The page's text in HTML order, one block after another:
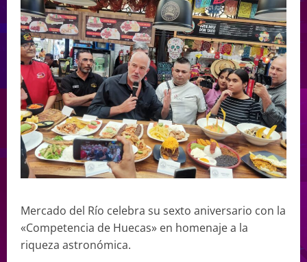
Mercado del Río celebra su sexto aniversario con la
«Competencia de Huecas» en homenaje a la
riqueza astronómica.